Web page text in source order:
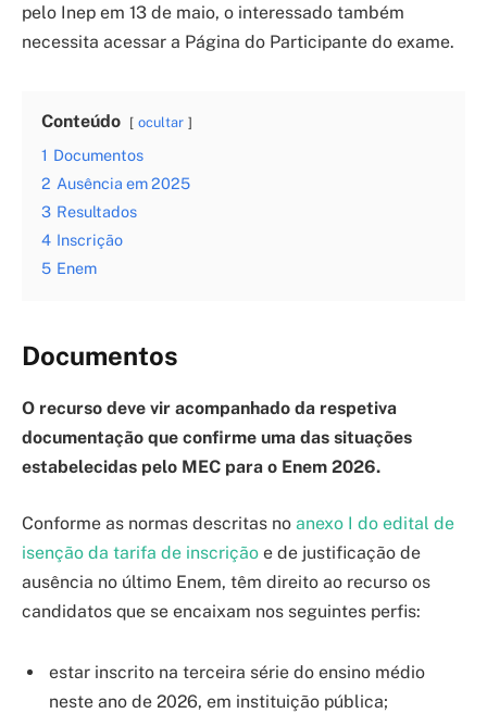
pelo Inep em 13 de maio, o interessado também
necessita acessar a Página do Participante do exame.
Conteúdo ocultar
1 Documentos
2 Ausência em 2025
3 Resultados
4 Inscrição
5 Enem
Documentos
O recurso deve vir acompanhado da respetiva
documentação que confirme uma das situações
estabelecidas pelo MEC para o Enem 2026.
Conforme as normas descritas no anexo I do edital de
isenção da tarifa de inscrição e de justificação de
ausência no último Enem, têm direito ao recurso os
candidatos que se encaixam nos seguintes perfis:
estar inscrito na terceira série do ensino médio
neste ano de 2026, em instituição pública;